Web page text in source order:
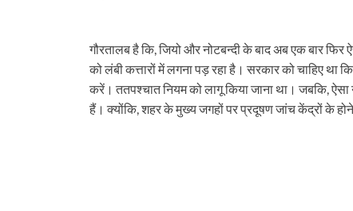
गौरतालब है कि, जियो और नोटबन्दी के बाद अब एक बार
को लंबी कत्तारों में लगना पड़ रहा है। सरकार को चाहिए था
करें। ततपश्चात नियम को लागू किया जाना था। जबकि,
हैं। क्योंकि, शहर के मुख्य जगहों पर प्रदूषण जांच केंद्रों के